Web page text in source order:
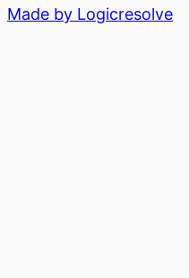
Made by Logicresolve